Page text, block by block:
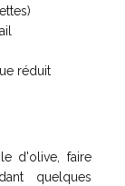
réduit
d'olive, faire
quelques